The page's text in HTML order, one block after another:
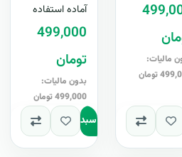
مالیات:
تومان
آماده استفاده
499,000
تومان
بدون مالیات:
499,000 تومان
افزودن به سبد